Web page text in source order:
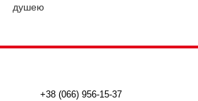
душею
+38 (066) 956-15-37